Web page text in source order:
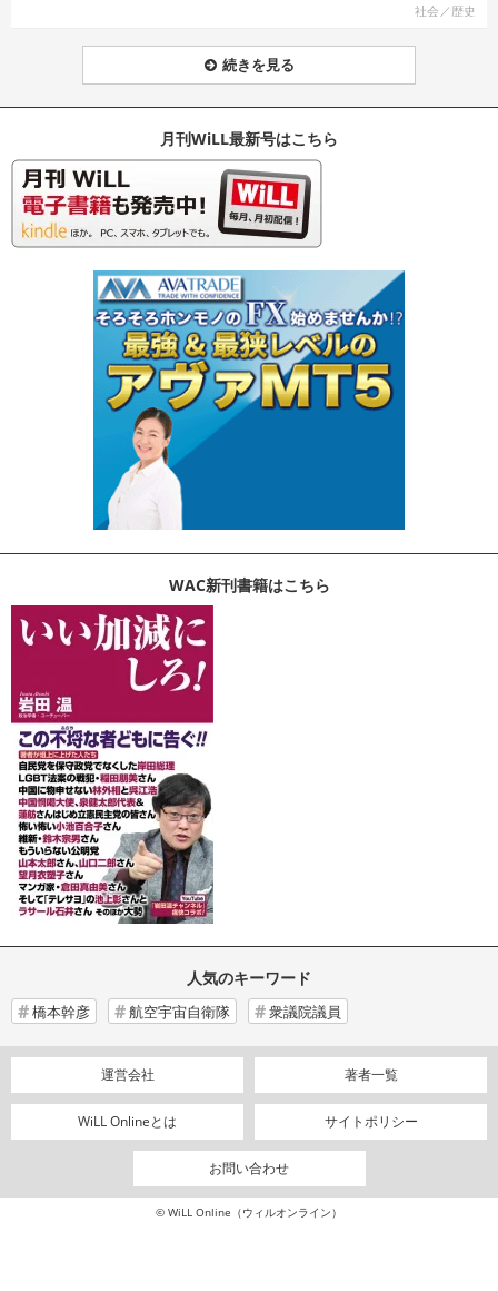
社会／歴史
続きを見る
月刊WiLL最新号はこちら
WAC新刊書籍はこちら
人気のキーワード
橋本幹彦 航空宇宙自衛隊 衆議院議員
運営会社 著者一覧
WiLL Onlineとは サイトポリシー
お問い合わせ
© WiLL Online（ウィルオンライン）